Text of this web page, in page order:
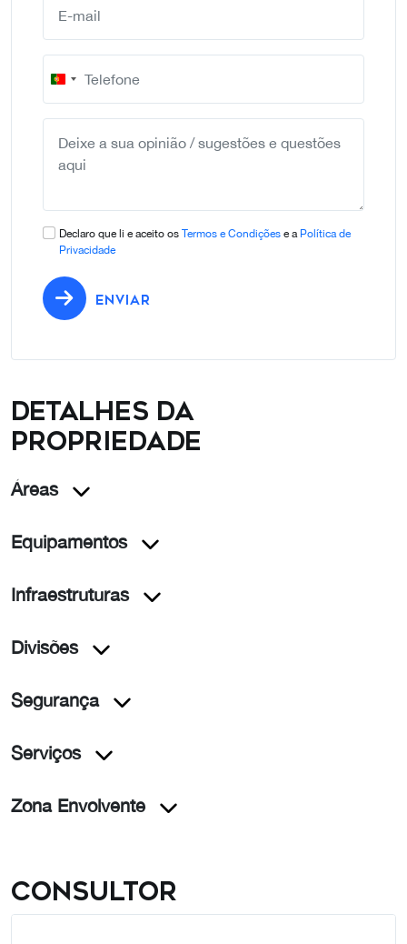
Portugal
+351
Declaro que li e aceito os Termos e Condições e a Política de
Privacidade
ENVIAR
Detalhes da
propriedade
Áreas
Equipamentos
Infraestruturas
Divisões
Segurança
Serviços
Zona Envolvente
Consultor